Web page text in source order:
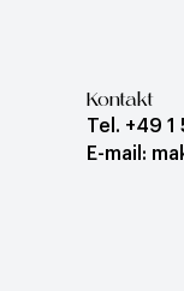
Kontakt
Tel. +49
E-mail: